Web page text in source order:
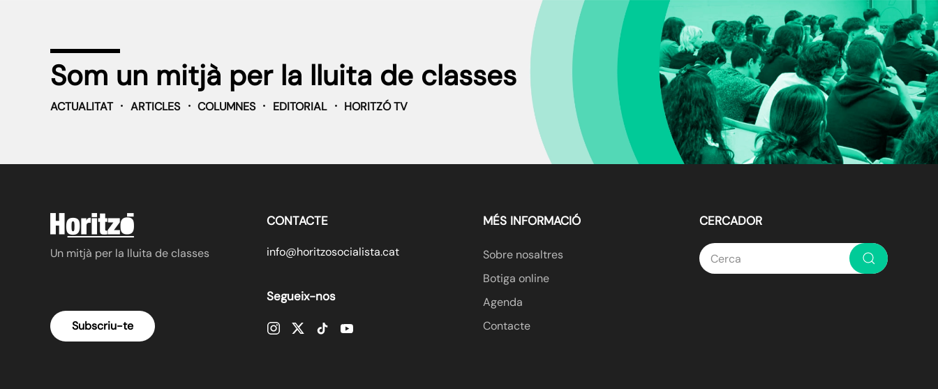
Som un mitjà per la lluita de classes
ACTUALITAT ARTICLES COLUMNES EDITORIAL HORITZÓ TV
Un mitjà per la lluita de classes
Subscriu-te
CONTACTE
info@horitzosocialista.cat
Segueix-nos
MÉS INFORMACIÓ
Sobre nosaltres
Botiga online
Agenda
Contacte
CERCADOR